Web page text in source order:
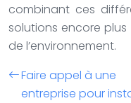
combinant ces
solutions encore
de l’environnement.
Faire appel à une
entreprise pour